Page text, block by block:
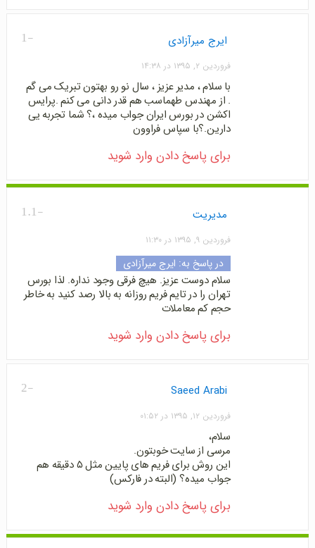
-1 ایرج میرآزادی
فروردین ۲, ۱۳۹۵ در ۱۴:۳۸
با سلام ، مدیر عزیز ، سال نو رو بهتون تبریک می گم
. از مهندس طهماسب هم قدر دانی می کنم .پرایس
اکشن در بورس ایران جواب میده ،؟ شما تجربه یی
دارین.؟با سپاس فراوون
برای پاسخ دادن وارد شوید
-1.1 مدیریت
فروردین ۹, ۱۳۹۵ در ۱۱:۳۰
در پاسخ به: ایرج میرآزادی
سلام دوست عزیز. هیچ فرقی وجود نداره. لذا بورس
تهران را در تایم فریم روزانه به بالا رصد کنید به خاطر
حجم کم معاملات
برای پاسخ دادن وارد شوید
-2 Saeed Arabi
فروردین ۱۲, ۱۳۹۵ در ۰۱:۵۲
سلام،
مرسی از سایت خوبتون.
این روش برای فریم های پایین مثل ۵ دقیقه هم
جواب میده؟ (البته در فارکس)
برای پاسخ دادن وارد شوید